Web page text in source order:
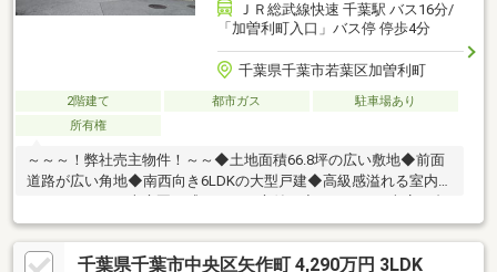
ＪＲ総武線快速 千葉駅 バス16分/
「加曽利町入口」バス停 停歩4分
千葉県千葉市若葉区加曽利町
2階建て 都市ガス
駐車場あり
所有権
～～～！弊社売主物件！～～◆土地面積66.8坪の広い敷地◆前面
道路が広い角地◆南西向き6LDKの大型戸建◆高級感溢れる室内と
駐車可 〇スーパーやコンビニ、ドラッグストアが近く便利な立
地〇加曽利中学校徒歩6分高級感溢れるお家を是非一度ご覧くださ
い(●´ω｀●)※境界非明示
千葉県千葉市中央区矢作町 4,290万円 3LDK